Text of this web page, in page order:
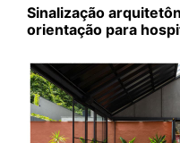
Sinalização
orientação para